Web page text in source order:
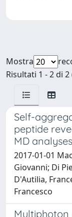
Mostra
Risultati 1 - 2 di
Self-
peptide
MD analyses
2017-01-01
Giovanni; Di
D'Autilia,
Francesco
Multiphoton